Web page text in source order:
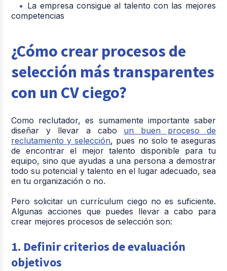
La empresa consigue al talento con las mejores
competencias
¿Cómo crear procesos de
selección más transparentes
con un CV ciego?
Como reclutador, es sumamente importante saber
diseñar y llevar a cabo un buen proceso de
reclutamiento y selección, pues no solo te aseguras
de encontrar el mejor talento disponible para tu
equipo, sino que ayudas a una persona a demostrar
todo su potencial y talento en el lugar adecuado, sea
en tu organización o no.
Pero solicitar un currículum ciego no es suficiente.
Algunas acciones que puedes llevar a cabo para
crear mejores procesos de selección son:
1. Definir criterios de evaluación
objetivos